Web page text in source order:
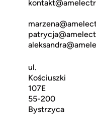
ul.
Kościuszki
107E
55-200
Bystrzyca